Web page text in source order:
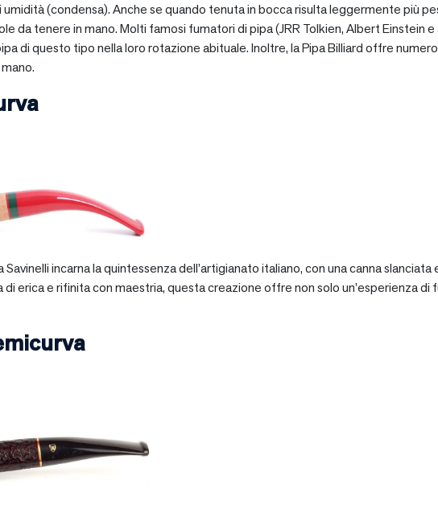
(condensa). Anche se quando tenuta in bocca risulta leggermente più
da tenere in mano. Molti famosi fumatori di pipa (JRR Tolkien, Albert Einstein
di questo tipo nella loro rotazione abituale. Inoltre, la Pipa Billiard offre
incarna la quintessenza dell’artigianato italiano, con una canna
erica e rifinita con maestria, questa creazione offre non solo un’esperienza di